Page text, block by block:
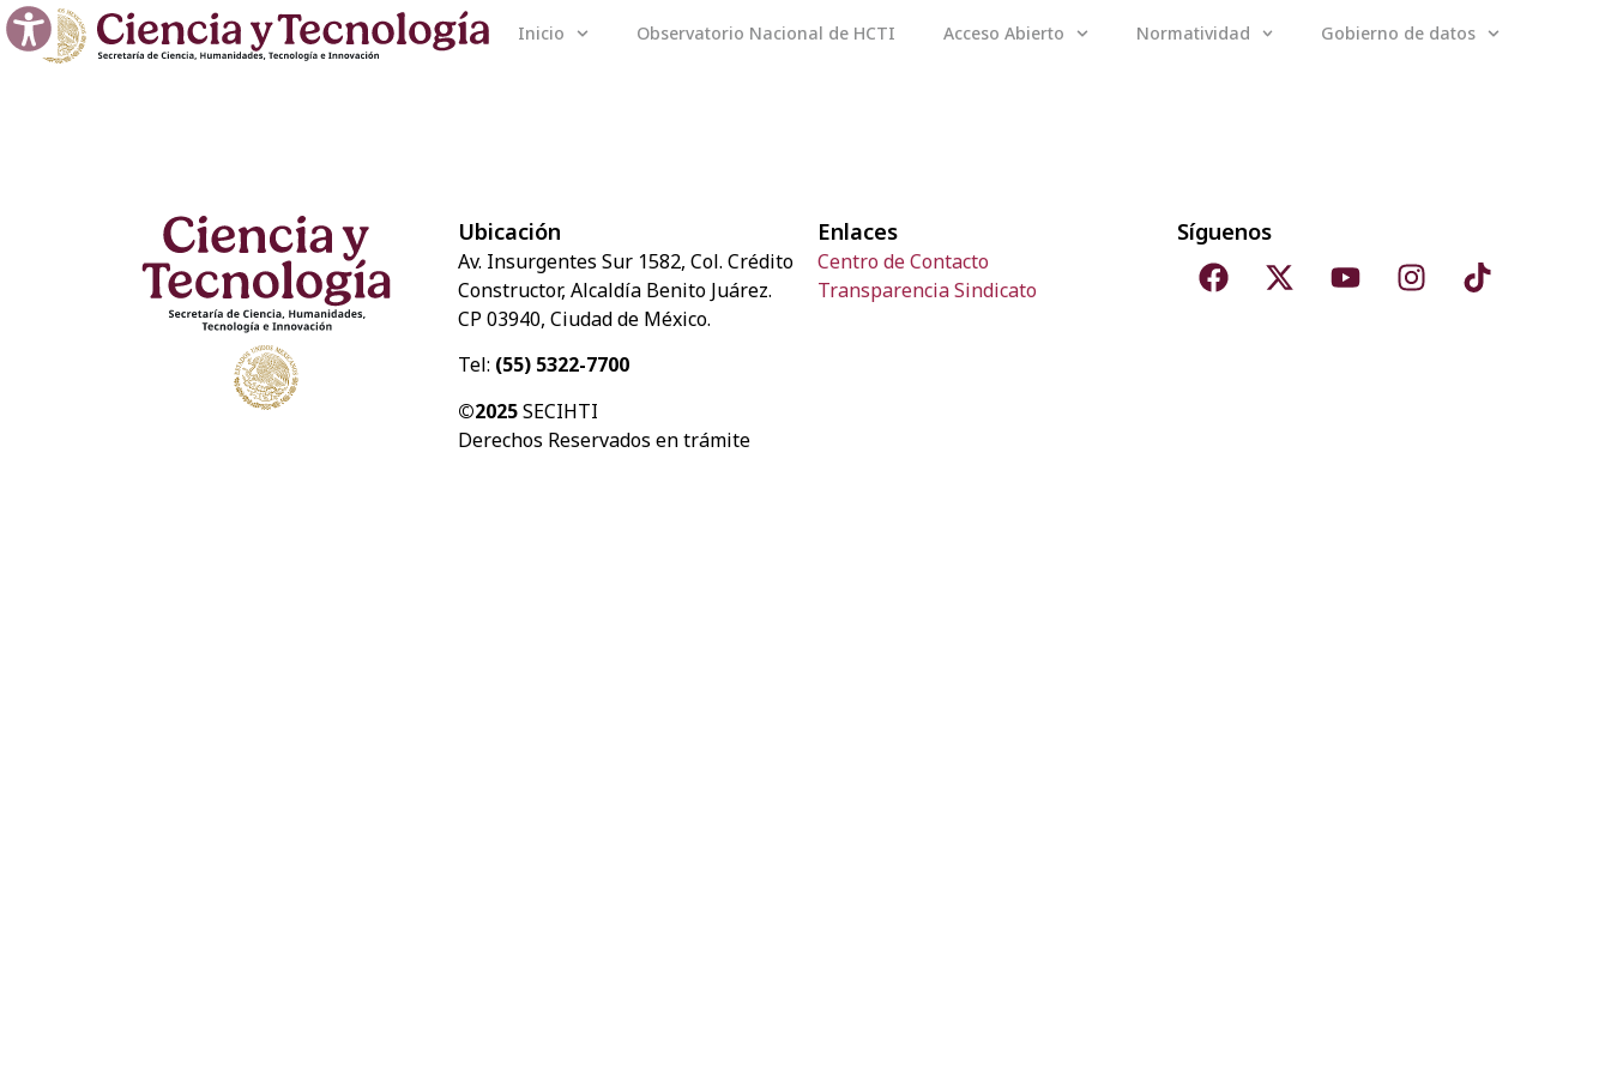
Inicio Observatorio Nacional de HCTI Acceso Abierto Normatividad Gobierno de datos
Ubicación
Av. Insurgentes Sur 1582, Col. Crédito
Constructor, Alcaldía Benito Juárez.
CP 03940, Ciudad de México.
Tel: (55) 5322-7700
©2025SECIHTI
Derechos Reservados en trámite
Enlaces
Centro de Contacto
Transparencia Sindicato
Síguenos